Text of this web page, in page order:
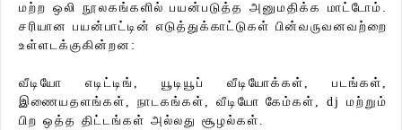
மற்ற ஒலி நூலகங்களில் பயன்படுத்த அனுமதிக்க மாட்டோம்.
சரியான பயன்பாட்டின் எடுத்துக்காட்டுகள் பின்வருவனவற்றை
உள்ளடக்குகின்றன:
வீடியோ எடிட்டிங், யூடியூப் வீடியோக்கள், படங்கள்,
இணையதளங்கள், நாடகங்கள், வீடியோ கேம்கள், dj மற்றும்
பிற ஒத்த திட்டங்கள் அல்லது சூழல்கள்.